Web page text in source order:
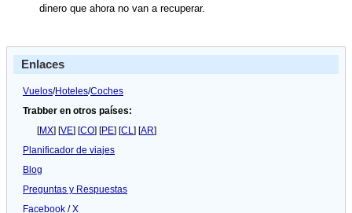
dinero que ahora no van a recuperar.
Enlaces
Vuelos/Hoteles/Coches
Trabber en otros países:
[MX] [VE] [CO] [PE] [CL] [AR]
Planificador de viajes
Blog
Preguntas y Respuestas
Facebook /X